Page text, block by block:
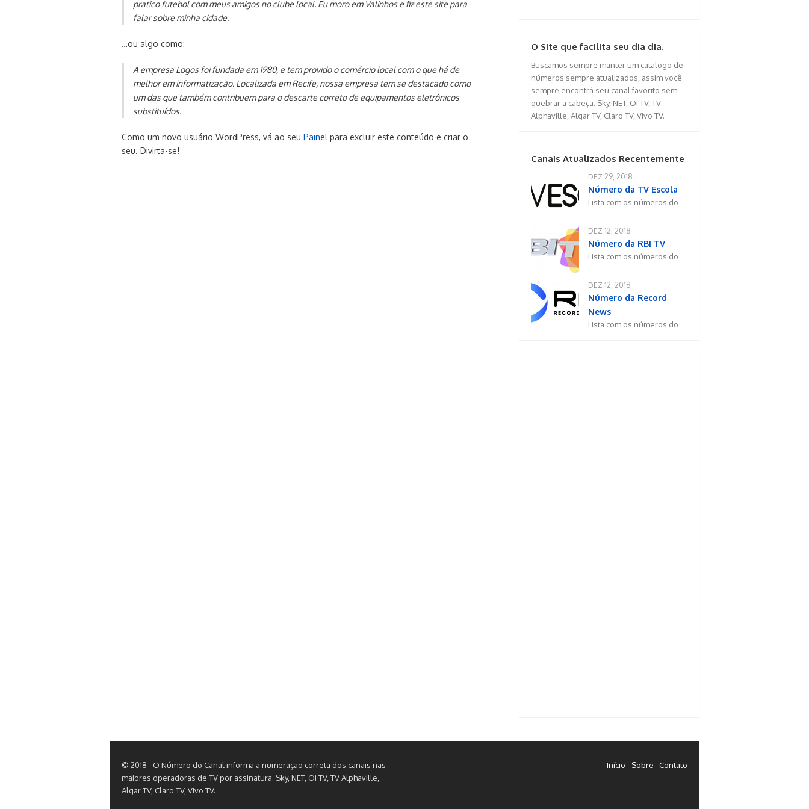
pratico futebol com meus amigos no clube local. Eu moro em Valinhos e fiz este site para
falar sobre minha cidade.
…ou algo como:
A empresa Logos foi fundada em 1980, e tem provido o comércio local com o que há de
melhor em informatização. Localizada em Recife, nossa empresa tem se destacado como
um das que também contribuem para o descarte correto de equipamentos eletrônicos
substituídos.
Como um novo usuário WordPress, vá ao seu Painel para excluir este conteúdo e criar o
seu. Divirta-se!
O Site que facilita seu dia dia.
Buscamos sempre manter um catalogo de
números sempre atualizados, assim você
sempre encontrá seu canal favorito sem
quebrar a cabeça. Sky, NET, Oi TV, TV
Alphaville, Algar TV, Claro TV, Vivo TV.
Canais Atualizados Recentemente
DEZ 29, 2018
Número da TV Escola
Lista com os números do
DEZ 12, 2018
Número da RBI TV
Lista com os números do
DEZ 12, 2018
Número da Record
News
Lista com os números do
© 2018 - O Número do Canal informa a numeração correta dos canais nas
maiores operadoras de TV por assinatura. Sky, NET, Oi TV, TV Alphaville,
Algar TV, Claro TV, Vivo TV.
Início Sobre Contato